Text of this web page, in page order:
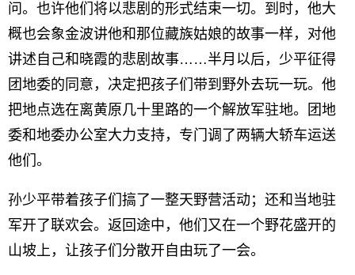
问。也许他们将以悲剧的形式结束一切。到时，他大
概也会象金波讲他和那位藏族姑娘的故事一样，对他
讲述自己和晓霞的悲剧故事……半月以后，少平征得
团地委的同意，决定把孩子们带到野外去玩一玩。他
把地点选在离黄原几十里路的一个解放军驻地。团地
委和地委办公室大力支持，专门调了两辆大轿车运送
他们。
孙少平带着孩子们搞了一整天野营活动；还和当地驻
军开了联欢会。返回途中，他们又在一个野花盛开的
山坡上，让孩子们分散开自由玩了一会。